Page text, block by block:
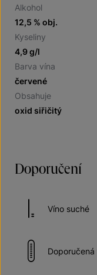
Alkohol
12,5 % obj.
Kyseliny
4,9 g/l
Barva vína
červené
Obsahuje
oxid siřičitý
Doporučení
Víno suché